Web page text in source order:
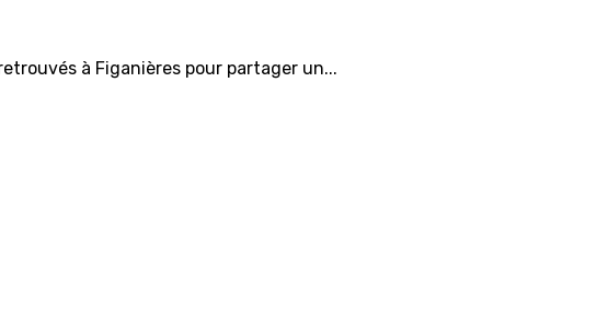
à Figanières pour partager un...